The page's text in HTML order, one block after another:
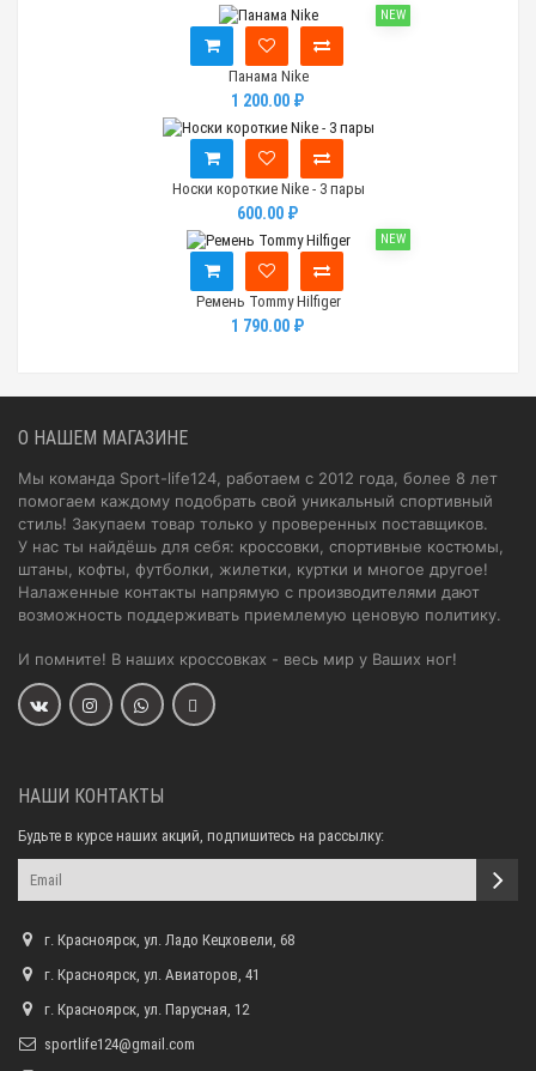
NEW
Панама Nike
1 200.00 ₽
Носки короткие Nike - 3 пары
600.00 ₽
NEW
Ремень Tommy Hilfiger
1 790.00 ₽
О НАШЕМ МАГАЗИНЕ
Мы команда Sport-life124, работаем с 2012 года, более 8 лет
помогаем каждому подобрать свой уникальный спортивный
стиль! Закупаем товар только у проверенных поставщиков.
У нас ты найдёшь для себя: кроссовки, спортивные костюмы,
штаны, кофты, футболки, жилетки, куртки и многое другое!
Налаженные контакты напрямую с производителями дают
возможность поддерживать приемлемую ценовую политику.
И помните! В наших кроссовках - весь мир у Ваших ног!
НАШИ КОНТАКТЫ
Будьте в курсе наших акций, подпишитесь на рассылку:
г. Красноярск, ул. Ладо Кецховели, 68
г. Красноярск, ул. Авиаторов, 41
г. Красноярск, ул. Парусная, 12
sportlife124@gmail.com